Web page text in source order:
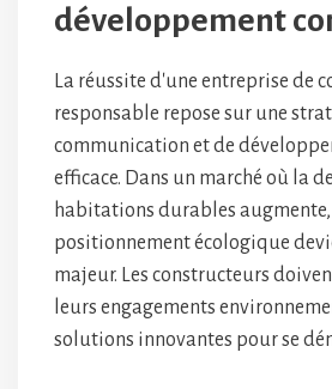
développement
La réussite d'une entreprise de
responsable repose sur une
communication et de
efficace. Dans un marché où la
habitations durables augmente,
positionnement écologique
majeur. Les constructeurs
leurs engagements
solutions innovantes pour se